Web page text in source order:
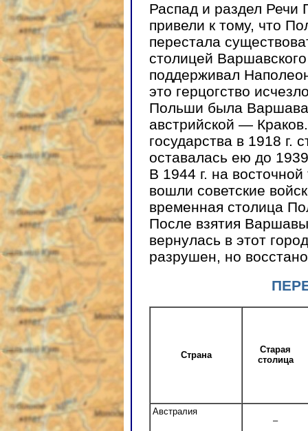
Распад и раздел Речи
привели к тому, что
перестала
столицей
поддерживал
это герцогство
Польши была
австрийской —
государства в 1918 г.
оставалась ею до
В 1944 г. на
вошли советские
временная столица
После взятия
вернулась в этот
разрушен, но
Страна
Старая
столица
Австралия
–